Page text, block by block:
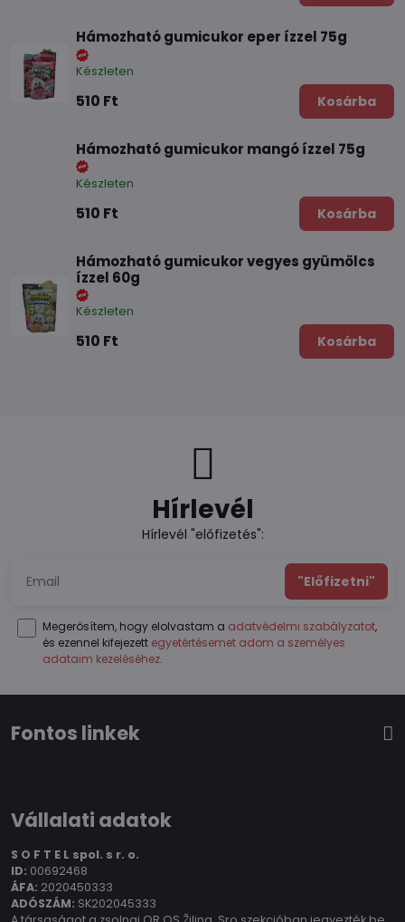
Hámozható gumicukor eper ízzel 75g
Készleten
510 Ft Kosárba
Hámozható gumicukor mangó ízzel 75g
Készleten
510 Ft Kosárba
Hámozható gumicukor vegyes gyümölcs
ízzel 60g
Készleten
510 Ft Kosárba
Hírlevél
Hírlevél "előfizetés":
"Előfizetni"
Megerősítem, hogy elolvastam a adatvédelmi szabályzatot,
és ezennel kifejezett egyetértésemet adom a személyes
adataim kezeléséhez.
Fontos linkek
Vállalati adatok
S O F T E L spol. s r. o.
ID: 00692468
ÁFA: 2020450333
ADÓSZÁM: SK202045333